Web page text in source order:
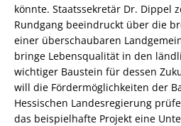
könnte. Staatssekretär Dr. Dippel
Rundgang beeindruckt über die
einer überschaubaren
bringe Lebensqualität in den
wichtiger Baustein für dessen
will die Fördermöglichkeiten der
Hessischen Landesregierung
das beispielhafte Projekt eine